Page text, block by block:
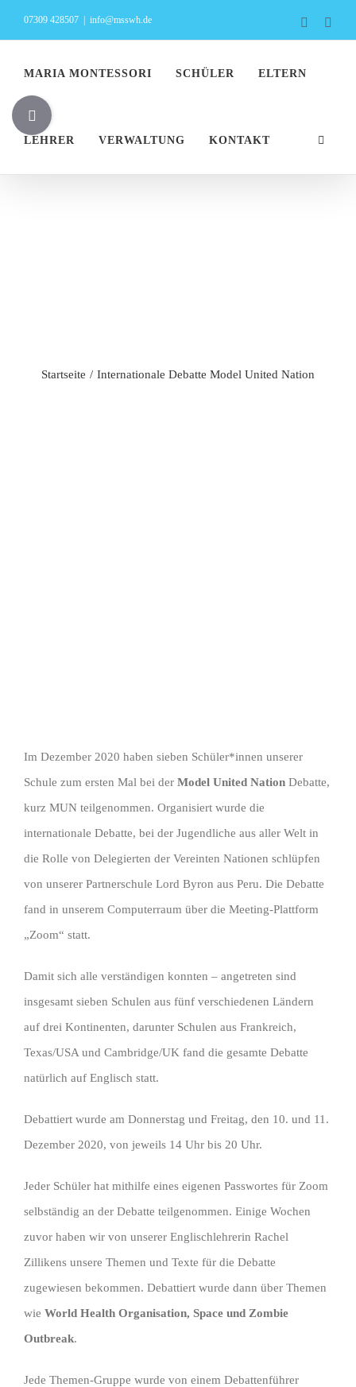
Inhalt
07309 428507 info@msswh.de Facebook
MARIA MONTESSORI SCHÜLER ELTERN
LEHRER VERWALTUNG KONTAKT
Startseite Internationale Debatte Model United Nation
Im Dezember 2020 haben sieben Schüler*innen unserer
Schule zum ersten Mal bei der Model United Nation Debatte,
kurz MUN teilgenommen. Organisiert wurde die
internationale Debatte, bei der Jugendliche aus aller Welt in
die Rolle von Delegierten der Vereinten Nationen schlüpfen
von unserer Partnerschule Lord Byron aus Peru. Die Debatte
fand in unserem Computerraum über die Meeting-Plattform
„Zoom“ statt.
Damit sich alle verständigen konnten – angetreten sind
insgesamt sieben Schulen aus fünf verschiedenen Ländern
auf drei Kontinenten, darunter Schulen aus Frankreich,
Texas/USA und Cambridge/UK fand die gesamte Debatte
natürlich auf Englisch statt.
Debattiert wurde am Donnerstag und Freitag, den 10. und 11.
Dezember 2020, von jeweils 14 Uhr bis 20 Uhr.
Jeder Schüler hat mithilfe eines eigenen Passwortes für Zoom
selbständig an der Debatte teilgenommen. Einige Wochen
zuvor haben wir von unserer Englischlehrerin Rachel
Zillikens unsere Themen und Texte für die Debatte
zugewiesen bekommen. Debattiert wurde dann über Themen
wie World Health Organisation, Space und Zombie
Outbreak.
Jede Themen-Gruppe wurde von einem Debattenführer
Toggle
Sliding